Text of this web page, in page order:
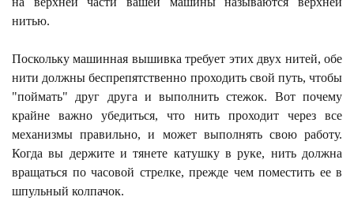
нитью.
Поскольку машинная вышивка требует этих двух нитей, обе
нити должны беспрепятственно проходить свой путь, чтобы
"поймать" друг друга и выполнить стежок. Вот почему
крайне важно убедиться, что нить проходит через все
механизмы правильно, и может выполнять свою работу.
Когда вы держите и тянете катушку в руке, нить должна
вращаться по часовой стрелке, прежде чем поместить ее в
шпульный колпачок.